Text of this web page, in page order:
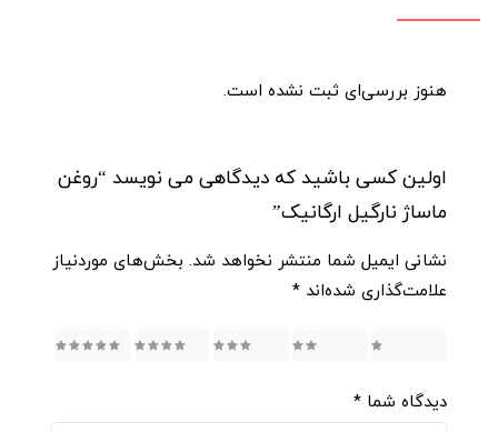
هنوز بررسی‌ای ثبت نشده است.
اولین کسی باشید که دیدگاهی می نویسد “روغن
ماساژ نارگیل ارگانیک”
نشانی ایمیل شما منتشر نخواهد شد. بخش‌های موردنیاز
علامت‌گذاری شده‌اند *
5
دیدگاه شما *